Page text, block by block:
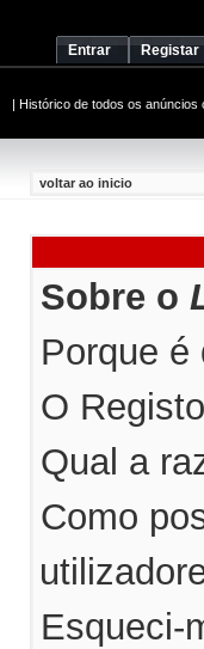
Entrar Registar
| Histórico de todos os anúncios
voltar ao inicio
Sobre o
Porque é
O
Qual a
Como
Esqueci-